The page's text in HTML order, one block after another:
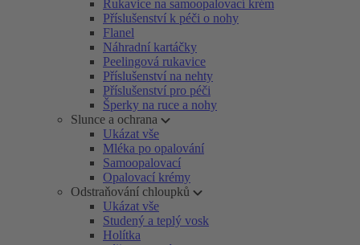
Rukavice na samoopalovací krém
Příslušenství k péči o nohy
Flanel
Náhradní kartáčky
Peelingová rukavice
Příslušenství na nehty
Příslušenství pro péči
Šperky na ruce a nohy
Slunce a ochrana
Ukázat vše
Mléka po opalování
Samoopalovací
Opalovací krémy
Odstraňování chloupků
Ukázat vše
Studený a teplý vosk
Holítka